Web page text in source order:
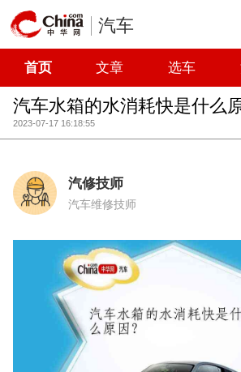
汽车
首页 文章 选车
汽车水箱的水消耗快是什么
2023-07-17 16:18:55
汽修技师
汽车维修技师